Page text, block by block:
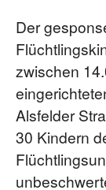
Der
zwischen
Alsfelder
30 Kindern